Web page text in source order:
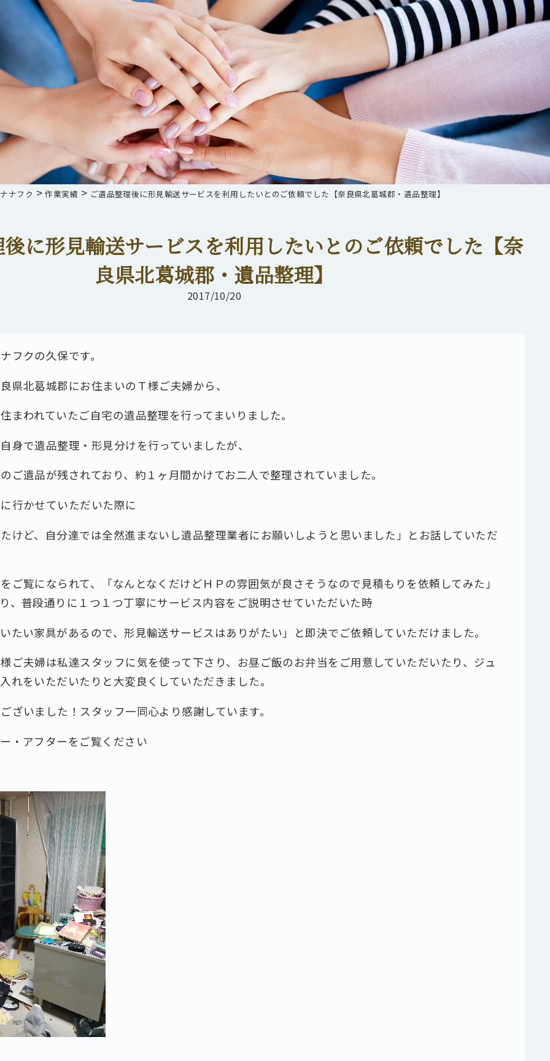
ナフク >作業実績 > ご遺品整理後に形見輸送サービスを利用したいとのご依頼でした【奈良県北葛城郡・遺品整理】
に形見輸送サービスを利用したいとのご依頼でした【奈
良県北葛城郡・遺品整理】
2017/10/20
フクの久保です。
県北葛城郡にお住まいのＴ様ご夫婦から、
まわれていたご自宅の遺品整理を行ってまいりました。
身で遺品整理・形見分けを行っていましたが、
ご遺品が残されており、約１ヶ月間かけてお二人で整理されていました。
行かせていただいた際に
けど、自分達では全然進まないし遺品整理業者にお願いしようと思いました」とお話していただ
ご覧になられて、「なんとなくだけどＨＰの雰囲気が良さそうなので見積もりを依頼してみた」
、普段通りに１つ１つ丁寧にサービス内容をご説明させていただいた時
たい家具があるので、形見輸送サービスはありがたい」と即決でご依頼していただけました。
ご夫婦は私達スタッフに気を使って下さり、お昼ご飯のお弁当をご用意していただいたり、ジュ
れをいただいたりと大変良くしていただきました。
ざいました！スタッフ一同心より感謝しています。
・アフターをご覧ください